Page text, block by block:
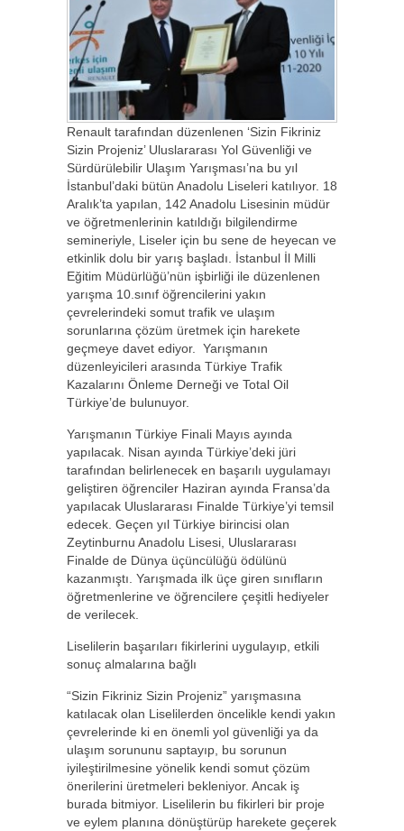
Renault tarafından düzenlenen ‘Sizin Fikriniz
Sizin Projeniz’ Uluslararası Yol Güvenliği ve
Sürdürülebilir Ulaşım Yarışması’na bu yıl
İstanbul’daki bütün Anadolu Liseleri katılıyor. 18
Aralık’ta yapılan, 142 Anadolu Lisesinin müdür
ve öğretmenlerinin katıldığı bilgilendirme
semineriyle, Liseler için bu sene de heyecan ve
etkinlik dolu bir yarış başladı. İstanbul İl Milli
Eğitim Müdürlüğü’nün işbirliği ile düzenlenen
yarışma 10.sınıf öğrencilerini yakın
çevrelerindeki somut trafik ve ulaşım
sorunlarına çözüm üretmek için harekete
geçmeye davet ediyor. Yarışmanın
düzenleyicileri arasında Türkiye Trafik
Kazalarını Önleme Derneği ve Total Oil
Türkiye’de bulunuyor.
Yarışmanın Türkiye Finali Mayıs ayında
yapılacak. Nisan ayında Türkiye’deki jüri
tarafından belirlenecek en başarılı uygulamayı
geliştiren öğrenciler Haziran ayında Fransa’da
yapılacak Uluslararası Finalde Türkiye’yi temsil
edecek. Geçen yıl Türkiye birincisi olan
Zeytinburnu Anadolu Lisesi, Uluslararası
Finalde de Dünya üçüncülüğü ödülünü
kazanmıştı. Yarışmada ilk üçe giren sınıfların
öğretmenlerine ve öğrencilere çeşitli hediyeler
de verilecek.
Liselilerin başarıları fikirlerini uygulayıp, etkili
sonuç almalarına bağlı
“Sizin Fikriniz Sizin Projeniz” yarışmasına
katılacak olan Liselilerden öncelikle kendi yakın
çevrelerinde ki en önemli yol güvenliği ya da
ulaşım sorununu saptayıp, bu sorunun
iyileştirilmesine yönelik kendi somut çözüm
önerilerini üretmeleri bekleniyor. Ancak iş
burada bitmiyor. Liselilerin bu fikirleri bir proje
ve eylem planına dönüştürüp harekete geçerek